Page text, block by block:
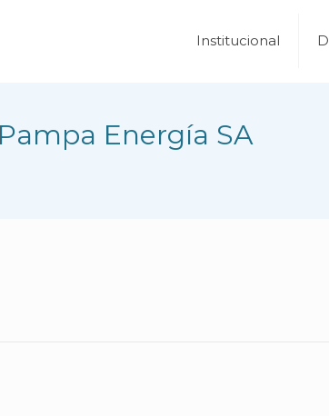
Institucional
Energía SA